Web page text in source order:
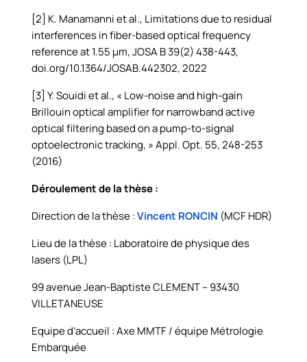
[2] K. Manamanni et al., Limitations due to residual
interferences in fiber-based optical frequency
reference at 1.55 µm, JOSA B 39(2) 438-443,
doi.org/10.1364/JOSAB.442302, 2022
[3] Y. Souidi et al., « Low-noise and high-gain
Brillouin optical amplifier for narrowband active
optical filtering based on a pump-to-signal
optoelectronic tracking, » Appl. Opt. 55, 248-253
(2016)
Déroulement de la thèse :
Direction de la thèse :Vincent RONCIN (MCF HDR)
Lieu de la thèse : Laboratoire de physique des
lasers (LPL)
99 avenue Jean-Baptiste CLEMENT – 93430
VILLETANEUSE
Equipe d’accueil : Axe MMTF / équipe Métrologie
Embarquée